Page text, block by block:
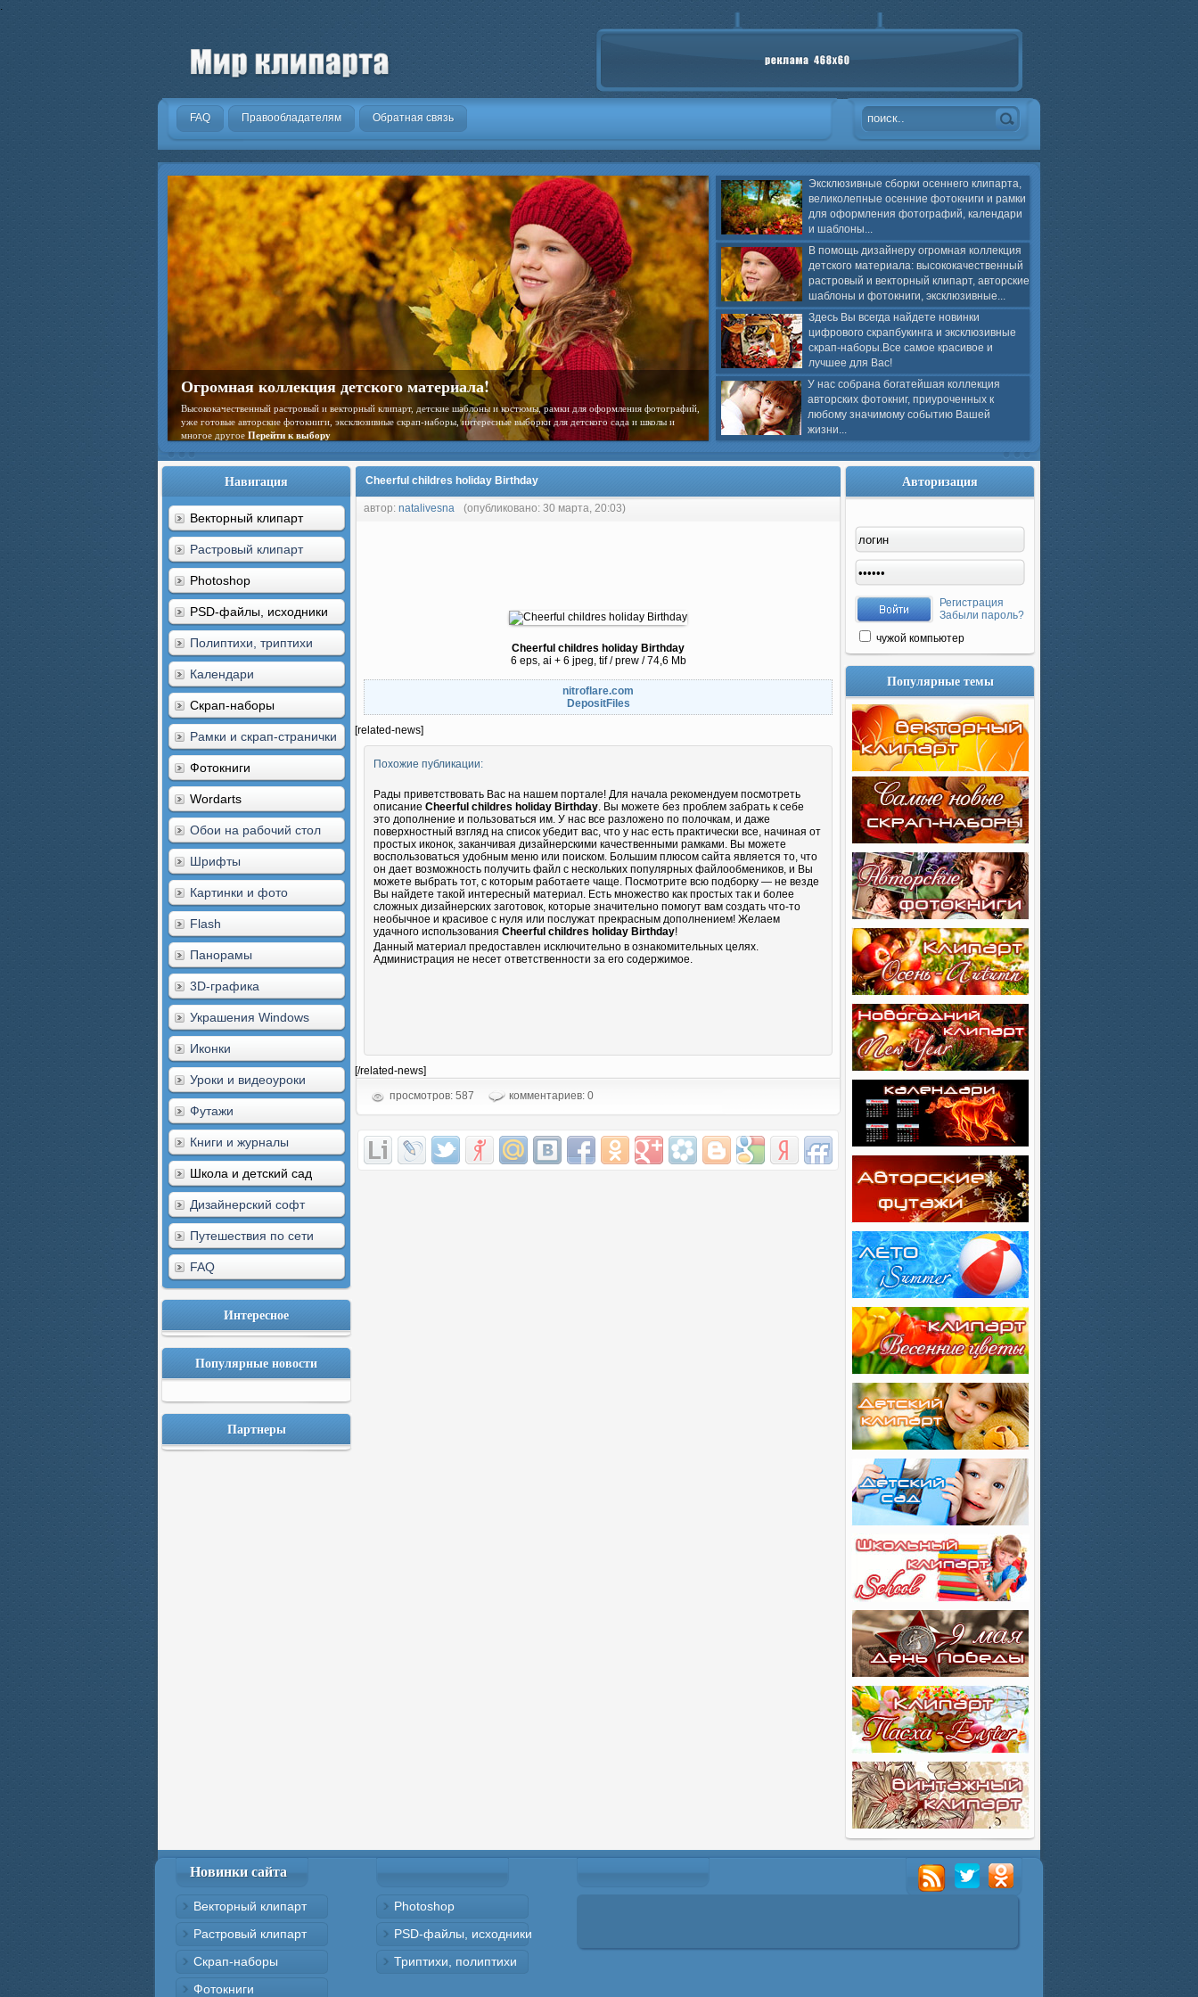
.
FAQ Правообладателям Обратная связь
Эксклюзивные сборки осеннего клипарта,
великолепные осенние фотокниги и рамки
для оформления фотографий, календари
и шаблоны...
В помощь дизайнеру огромная коллекция
детского материала: высококачественный
растровый и векторный клипарт, авторские
шаблоны и фотокниги, эксклюзивные...
Здесь Вы всегда найдете новинки
цифрового скрапбукинга и эксклюзивные
скрап-наборы.Все самое красивое и
лучшее для Вас!
У нас собрана богатейшая коллекция
авторских фотокниг, приуроченных к
любому значимому событию Вашей
жизни...
Огромная коллекция детского материала!
Высококачественный растровый и векторный клипарт, детские шаблоны и костюмы, рамки для оформления фотографий,
уже готовые авторские фотокниги, эксклюзивные скрап-наборы, интересные выборки для детского сада и школы и
многое другое Перейти к выбору
Навигация
Векторный клипарт
Растровый клипарт
Photoshop
PSD-файлы, исходники
Полиптихи, триптихи
Календари
Скрап-наборы
Рамки и скрап-странички
Фотокниги
Wordarts
Обои на рабочий стол
Шрифты
Картинки и фото
Flash
Панорамы
3D-графика
Украшения Windows
Иконки
Уроки и видеоуроки
Футажи
Книги и журналы
Школа и детский сад
Дизайнерский софт
Путешествия по сети
FAQ
Интересное
Популярные новости
Партнеры
Cheerful childres holiday Birthday
автор: natalivesna (опубликовано: 30 марта, 20:03)
Cheerful childres holiday Birthday
6 eps, ai + 6 jpeg, tif / prew / 74,6 Mb
nitroflare.com
DepositFiles
[related-news]
Похожие публикации:
Рады приветствовать Вас на нашем портале! Для начала рекомендуем посмотреть
описание Cheerful childres holiday Birthday. Вы можете без проблем забрать к себе
это дополнение и пользоваться им. У нас все разложено по полочкам, и даже
поверхностный взгляд на список убедит вас, что у нас есть практически все, начиная от
простых иконок, заканчивая дизайнерскими качественными рамками. Вы можете
воспользоваться удобным меню или поиском. Большим плюсом сайта является то, что
он дает возможность получить файл с нескольких популярных файлообмеников, и Вы
можете выбрать тот, с которым работаете чаще. Посмотрите всю подборку — не везде
Вы найдете такой интересный материал. Есть множество как простых так и более
сложных дизайнерских заготовок, которые значительно помогут вам создать что-то
необычное и красивое с нуля или послужат прекрасным дополнением! Желаем
удачного использования Cheerful childres holiday Birthday!
Данный материал предоставлен исключительно в ознакомительных целях.
Администрация не несет ответственности за его содержимое.
[/related-news]
просмотров: 587
комментариев: 0
Авторизация
Регистрация
Забыли пароль?
чужой компьютер
Популярные темы
Новинки сайта
Векторный клипарт
Растровый клипарт
Скрап-наборы
Фотокниги
Photoshop
PSD-файлы, исходники
Триптихи, полиптихи